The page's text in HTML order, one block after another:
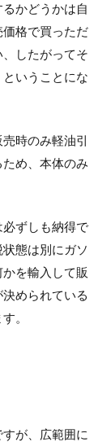
かどうかは自
格で買っただ
したがってそ
いうことにな
時のみ軽油引
め、本体のみ
ずしも納得で
態は別にガソ
を輸入して販
められている
。
が、広範囲に